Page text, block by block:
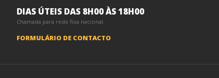
DIAS ÚTEIS DAS 8H00 ÀS 18H00
Chamada para rede fixa nacional.
FORMULÁRIO DE CONTACTO